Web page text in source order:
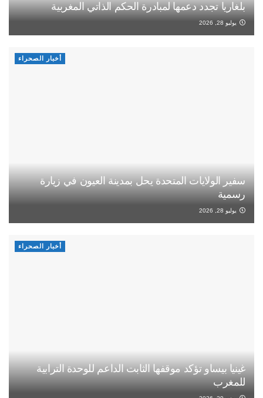
بلغاريا تجدد دعمها لمبادرة الحكم الذاتي المغربية
يوليو 28, 2026
أخبار الصحراء
سفير الولايات المتحدة يحل بمدينة العيون في زيارة
رسمية
يوليو 28, 2026
أخبار الصحراء
غينيا بيساو تؤكد موقفها الثابت الداعم للوحدة الترابية
للمغرب